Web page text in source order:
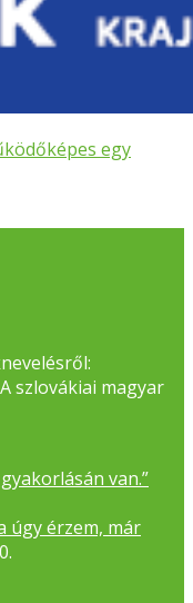
egy
szlovákiai magyar
van.”
úgy érzem, már